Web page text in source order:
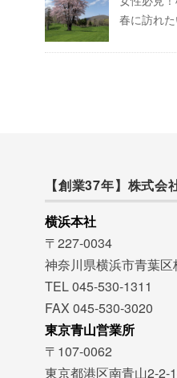
春に訪れ
【創業37年】株式
横浜本社
〒227-0034
神奈川県横浜市青葉
TEL 045-530-1311
FAX 045-530-3020
東京青山営業所
〒107-0062
東京都港区南青山2-2-